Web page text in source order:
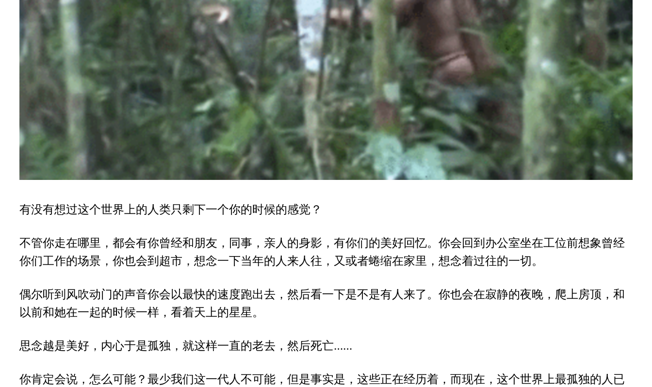
有没有想过这个世界上的人类只剩下一个你的时候的感觉？
不管你走在哪里，都会有你曾经和朋友，同事，亲人的身影，有你们的美好回忆。你会回到办公室坐在工位前想象曾经
你们工作的场景，你也会到超市，想念一下当年的人来人往，又或者蜷缩在家里，想念着过往的一切。
偶尔听到风吹动门的声音你会以最快的速度跑出去，然后看一下是不是有人来了。你也会在寂静的夜晚，爬上房顶，和
以前和她在一起的时候一样，看着天上的星星。
思念越是美好，内心于是孤独，就这样一直的老去，然后死亡……
你肯定会说，怎么可能？最少我们这一代人不可能，但是事实是，这些正在经历着，而现在，这个世界上最孤独的人已